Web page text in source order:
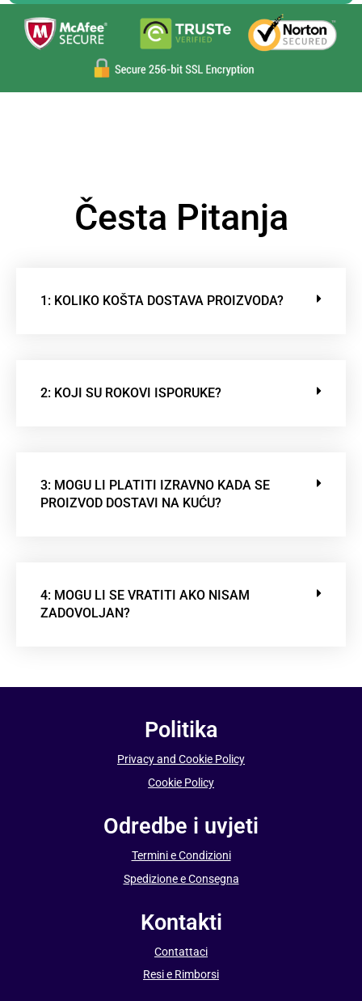
Česta Pitanja
1: KOLIKO KOŠTA DOSTAVA PROIZVODA?
2: KOJI SU ROKOVI ISPORUKE?
3: MOGU LI PLATITI IZRAVNO KADA SE
PROIZVOD DOSTAVI NA KUĆU?
4: MOGU LI SE VRATITI AKO NISAM
ZADOVOLJAN?
Politika
Privacy and Cookie Policy
Cookie Policy
Odredbe i uvjeti
Termini e Condizioni
Spedizione e Consegna
Kontakti
Contattaci
Resi e Rimborsi